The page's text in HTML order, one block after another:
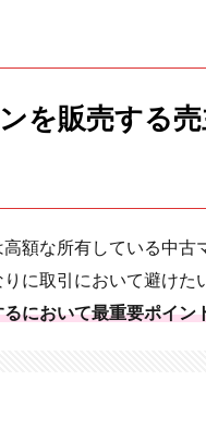
を販売する
額な所有している中古
に取引において避けた
において最重要ポイン